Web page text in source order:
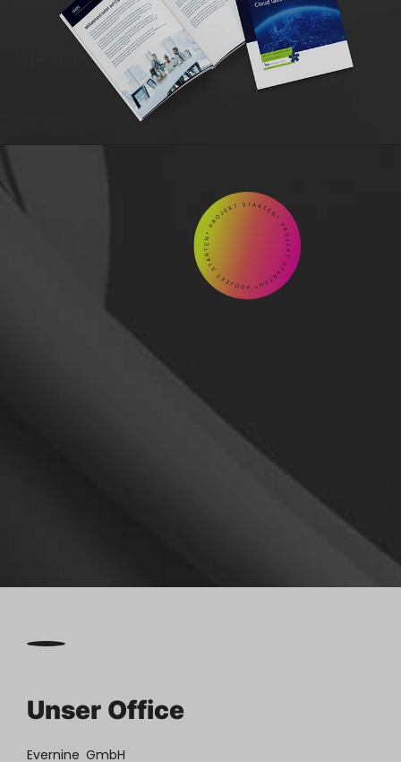
GEMEINSAM
aufnehmen
Unser Office
Evernine GmbH